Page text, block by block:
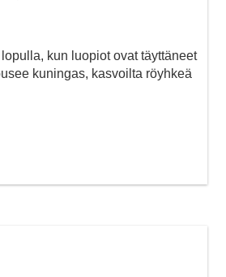
kun luopiot ovat täyttäneet
kuningas, kasvoilta röyhkeä